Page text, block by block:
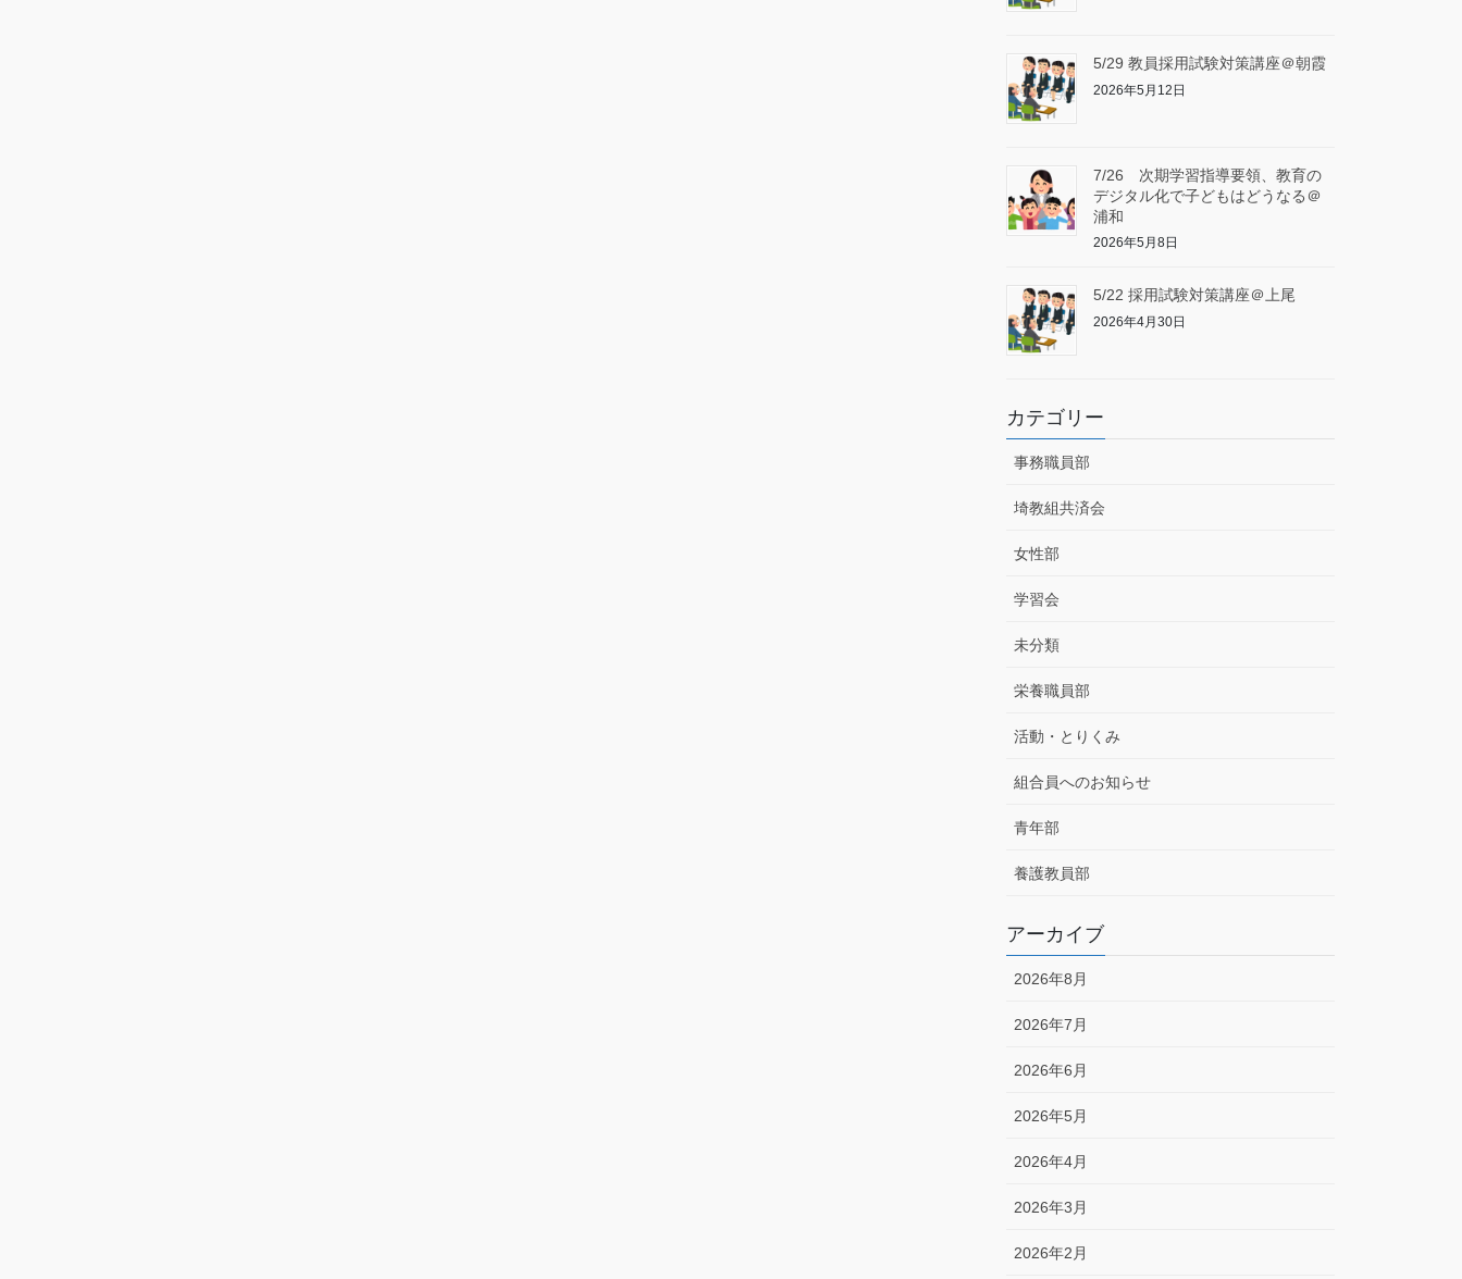
5/29 教員採用試験対策講座＠朝霞
2026年5月12日
7/26 次期学習指導要領、教育の
デジタル化で子どもはどうなる＠
浦和
2026年5月8日
5/22 採用試験対策講座＠上尾
2026年4月30日
カテゴリー
事務職員部
埼教組共済会
女性部
学習会
未分類
栄養職員部
活動・とりくみ
組合員へのお知らせ
青年部
養護教員部
アーカイブ
2026年8月
2026年7月
2026年6月
2026年5月
2026年4月
2026年3月
2026年2月